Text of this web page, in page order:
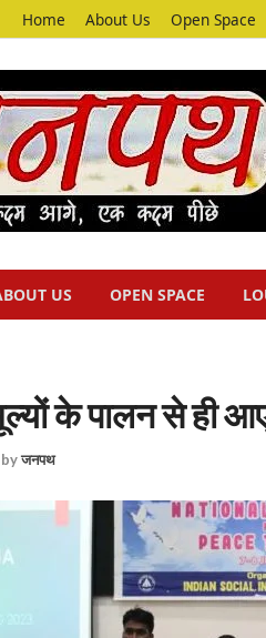
Home About Us Open Space
US OPEN SPACE
के पालन से ही
byजनपथ